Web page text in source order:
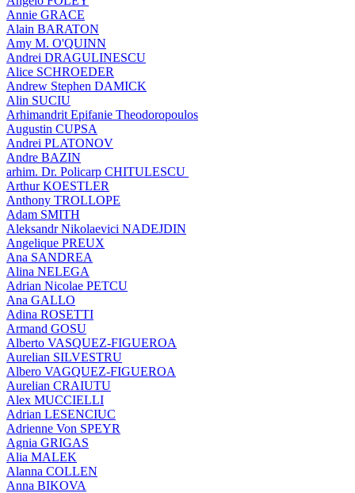
Annie GRACE
Alain BARATON
Amy M. O'QUINN
Andrei DRAGULINESCU
Alice SCHROEDER
Andrew Stephen DAMICK
Alin SUCIU
Arhimandrit Epifanie Theodoropoulos
Augustin CUPSA
Andrei PLATONOV
Andre BAZIN
arhim. Dr. Policarp CHITULESCU
Arthur KOESTLER
Anthony TROLLOPE
Adam SMITH
Aleksandr Nikolaevici NADEJDIN
Angelique PREUX
Ana SANDREA
Alina NELEGA
Adrian Nicolae PETCU
Ana GALLO
Adina ROSETTI
Armand GOSU
Alberto VASQUEZ-FIGUEROA
Aurelian SILVESTRU
Albero VAGQUEZ-FIGUEROA
Aurelian CRAIUTU
Alex MUCCIELLI
Adrian LESENCIUC
Adrienne Von SPEYR
Agnia GRIGAS
Alia MALEK
Alanna COLLEN
Anna BIKOVA